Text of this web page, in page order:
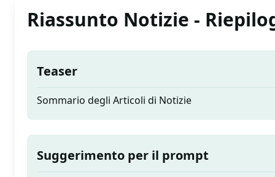
Riassunto Notizie -
Teaser
Sommario degli Articoli di Notizie
Suggerimento per il prompt